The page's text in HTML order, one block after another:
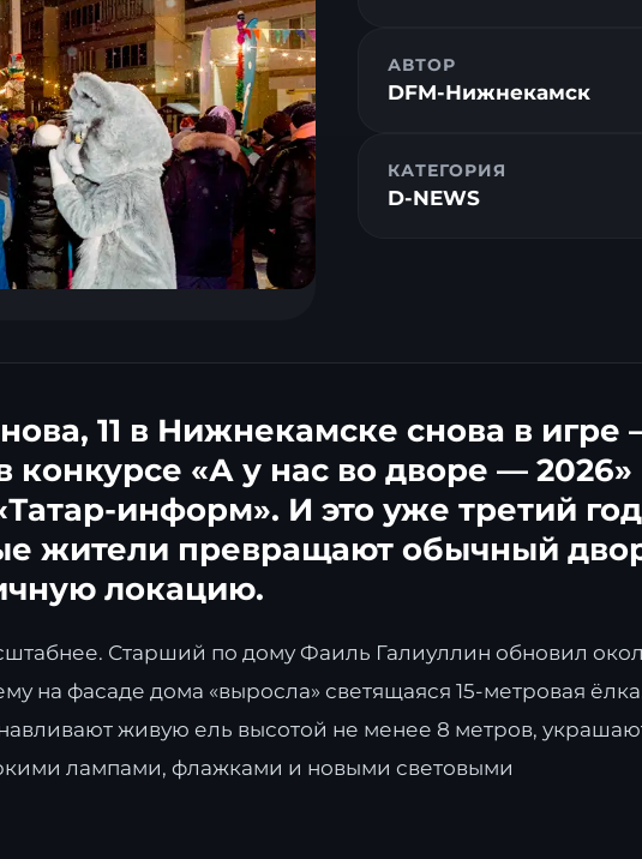
АВТОР
DFM-Нижнекамск
КАТЕГОРИЯ
D-NEWS
11 в Нижнекамске снова в игре
конкурсе «А у нас во дворе — 2026»
информ». И это уже третий год
жители превращают обычный
локацию.
Старший по дому Фаиль Галиуллин обновил
на фасаде дома «выросла» светящаяся 15-метровая
живую ель высотой не менее 8 метров,
лампами, флажками и новыми световыми